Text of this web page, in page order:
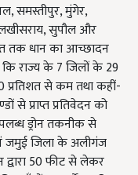
समस्तीपुर, मुंगेर,
लखीसराय, सुपौल और
तक धान का आच्छादन
कि राज्य के 7 जिलों के 29
प्रतिशत से कम तथा कहीं-
से प्राप्त प्रतिवेदन को
ड्रोन तकनीक से
जमुई जिला के अलीगंज
द्वारा 50 फीट से लेकर